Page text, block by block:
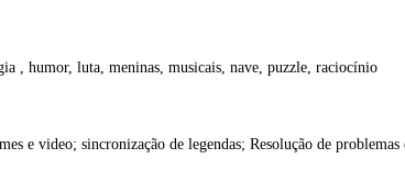
, humor, luta, meninas, musicais, nave, puzzle, raciocínio
e video; sincronização de legendas; Resolução de